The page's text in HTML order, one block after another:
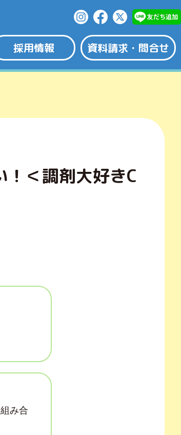
採用情報 資料請求・問合せ
＜調剤大好きC
み合